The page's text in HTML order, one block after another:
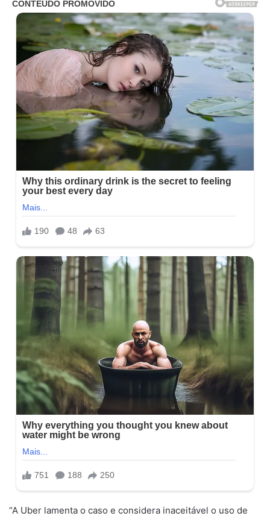
“A Uber lamenta o caso e considera inaceitável o uso de